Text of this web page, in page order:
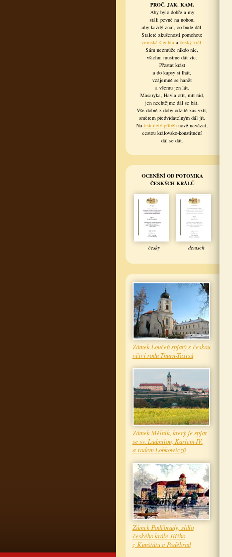
PROČ. JAK. KAM.
Aby bylo dobře a my
stáli pevně na nohou,
aby každý znal, co bude dál.
Staleté zkušenosti pomohou:
zemská šlechtaa český král.
Sám nezmůže nikdo nic,
všichni musíme dát víc.
Přestat krást
a do kapsy si lhát,
vzájemně se hanět
a všemu jen lát.
Masaryka, Havla ctít, mít rád,
jen nechtějme dál se bát.
Vše dobré z doby odžité zas vzít,
směrem předvídatelným dál jít.
Na tisíciletý příběh nově navázat,
cestou královsko-konstituční
dál se dát.
OCENĚNÍ OD POTOMKA
ČESKÝCH KRÁLŮ
česky deutsch
Zámek Loučeň spjatý s českou
větví rodu Thurn-Taxisů
Zámek Mělník, který je spjat
se sv. Ludmilou, Karlem IV.
a rodem Lobkowiczů
Zámek Poděbrady, sídlo
českého krále Jiřího
z Kunštátu a Poděbrad